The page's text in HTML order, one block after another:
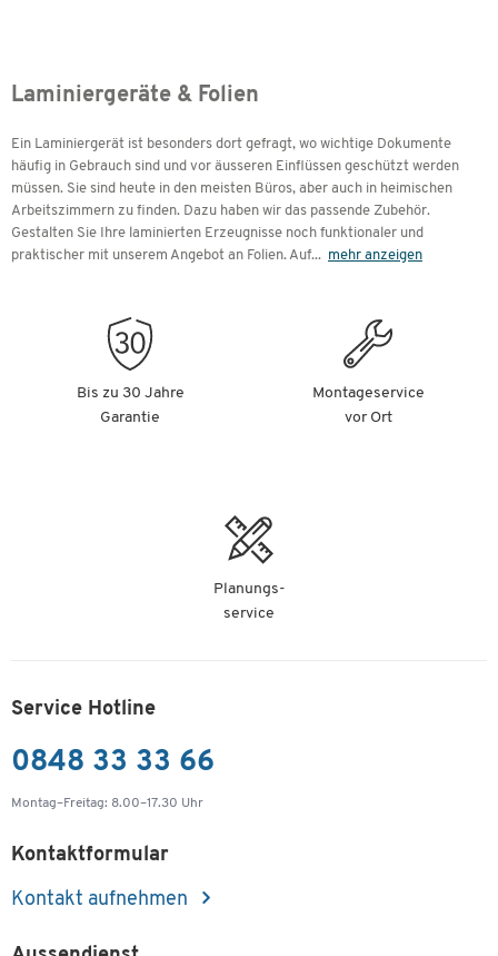
Laminiergeräte & Folien
Ein Laminiergerät ist besonders dort gefragt, wo wichtige Dokumente
häufig in Gebrauch sind und vor äusseren Einflüssen geschützt werden
müssen. Sie sind heute in den meisten Büros, aber auch in heimischen
Arbeitszimmern zu finden. Dazu haben wir das passende Zubehör.
Gestalten Sie Ihre laminierten Erzeugnisse noch funktionaler und
praktischer mit unserem Angebot an Folien. Auf... mehr anzeigen
Bis zu 30 Jahre
Garantie
Montageservice
vor Ort
Planungs-
service
Service Hotline
0848 33 33 66
Montag–Freitag: 8.00–17.30 Uhr
Kontaktformular
Kontakt aufnehmen